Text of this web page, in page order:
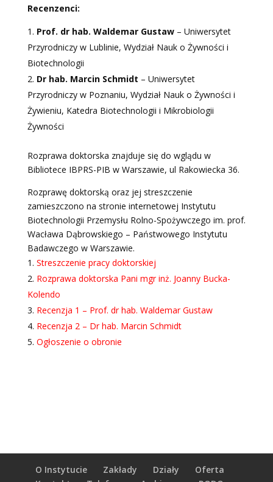
Recenzenci:
Prof. dr hab. Waldemar Gustaw– Uniwersytet
Przyrodniczy w Lublinie, Wydział Nauk o Żywności i
Biotechnologii
Dr hab. Marcin Schmidt – Uniwersytet
Przyrodniczy w Poznaniu, Wydział Nauk o Żywności i
Żywieniu, Katedra Biotechnologii i Mikrobiologii
Żywności
Rozprawa doktorska znajduje się do wglądu w
Bibliotece IBPRS-PIB w Warszawie, ul Rakowiecka 36.
Rozprawę doktorską oraz jej streszczenie
zamieszczono na stronie internetowej Instytutu
Biotechnologii Przemysłu Rolno-Spożywczego im. prof.
Wacława Dąbrowskiego – Państwowego Instytutu
Badawczego w Warszawie.
Streszczenie pracy doktorskiej
Rozprawa doktorska Pani mgr inż. Joanny Bucka-
Kolendo
Recenzja 1 – Prof. dr hab. Waldemar Gustaw
Recenzja 2 – Dr hab. Marcin Schmidt
Ogłoszenie o obronie
O Instytucie Zakłady Działy
Oferta